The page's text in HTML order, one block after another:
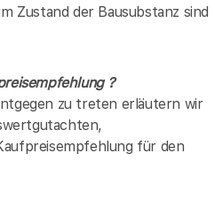
Zustand der Bausubstanz sind
?
zu treten erläutern wir
für den